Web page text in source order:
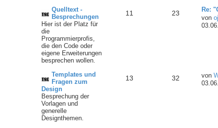
Quelltext -
Besprechungen
Hier ist der Platz für
die
Programmierprofis,
die den Code oder
eigene Erweiterungen
besprechen wollen.
11 23
Re:
von
Templates und
Fragen zum
Design
Besprechung der
Vorlagen und
generelle
Designthemen.
13 32 von